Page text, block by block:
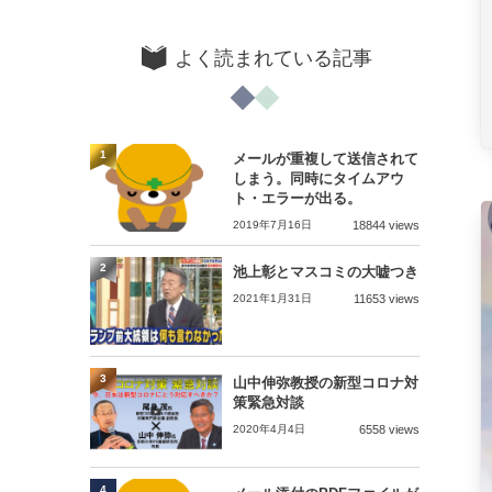
よく読まれている記事
メールが重複して送信されて
しまう。同時にタイムアウ
ト・エラーが出る。
2019年7月16日 18844 views
1
池上彰とマスコミの大嘘つき
2021年1月31日 11653 views
2
山中伸弥教授の新型コロナ対
策緊急対談
2020年4月4日 6558 views
3
4